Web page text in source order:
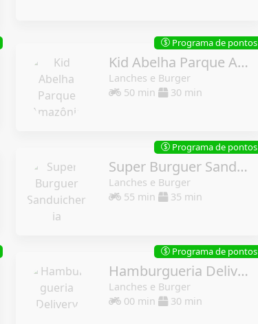
Kid Abelha Parque Amazônia
Lanches e Burger
50 min
30 min
$ Programa de pontos
Super Burguer Sanduicheria
Lanches e Burger
55 min
35 min
$ Programa de pontos
Hamburgueria Delivery
Lanches e Burger
00 min
30 min
$ Programa de pontos